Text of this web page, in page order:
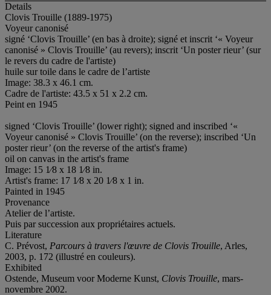
Details
Clovis Trouille (1889-1975)
Voyeur canonisé
signé ‘Clovis Trouille’ (en bas à droite); signé et inscrit ‘« Voyeur
canonisé » Clovis Trouille’ (au revers); inscrit ‘Un poster rieur’ (sur
le revers du cadre de l'artiste)
huile sur toile dans le cadre de l’artiste
Image: 38.3 x 46.1 cm.
Cadre de l'artiste: 43.5 x 51 x 2.2 cm.
Peint en 1945
signed ‘Clovis Trouille’ (lower right); signed and inscribed ‘«
Voyeur canonisé » Clovis Trouille’ (on the reverse); inscribed ‘Un
poster rieur’ (on the reverse of the artist's frame)
oil on canvas in the artist's frame
Image: 15 1⁄8 x 18 1⁄8 in.
Artist's frame: 17 1⁄8 x 20 1⁄8 x 1 in.
Painted in 1945
Provenance
Atelier de l’artiste.
Puis par succession aux propriétaires actuels.
Literature
C. Prévost, Parcours à travers l'œuvre de Clovis Trouille, Arles,
2003, p. 172 (illustré en couleurs).
Exhibited
Ostende, Museum voor Moderne Kunst, Clovis Trouille, mars-
novembre 2002.